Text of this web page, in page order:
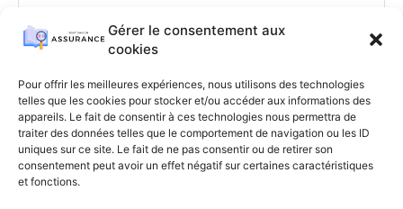
Gérer le consentement aux
cookies
Pour offrir les meilleures expériences, nous utilisons des technologies
telles que les cookies pour stocker et/ou accéder aux informations des
appareils. Le fait de consentir à ces technologies nous permettra de
traiter des données telles que le comportement de navigation ou les ID
uniques sur ce site. Le fait de ne pas consentir ou de retirer son
consentement peut avoir un effet négatif sur certaines caractéristiques
et fonctions.